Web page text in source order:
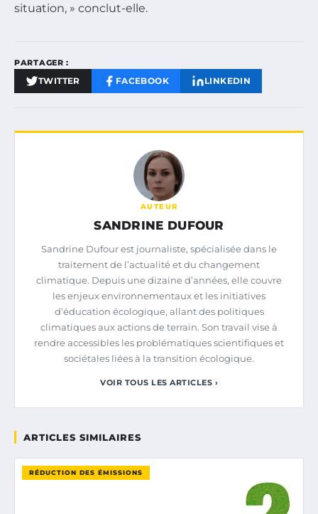
situation, » conclut-elle.
PARTAGER :
TWITTER FACEBOOK LINKEDIN
AUTEUR
SANDRINE DUFOUR
Sandrine Dufour est journaliste, spécialisée dans le
traitement de l’actualité et du changement
climatique. Depuis une dizaine d’années, elle couvre
les enjeux environnementaux et les initiatives
d’éducation écologique, allant des politiques
climatiques aux actions de terrain. Son travail vise à
rendre accessibles les problématiques scientifiques et
sociétales liées à la transition écologique.
VOIR TOUS LES ARTICLES ›
ARTICLES SIMILAIRES
RÉDUCTION DES ÉMISSIONS